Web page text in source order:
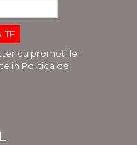
cu promotiile
in Politica de